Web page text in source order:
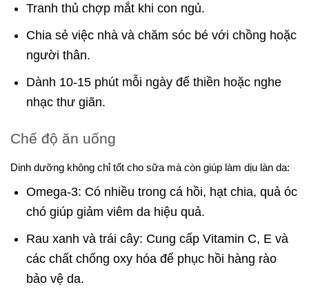
Tranh thủ chợp mắt khi con ngủ.
Chia sẻ việc nhà và chăm sóc bé với chồng hoặc
người thân.
Dành 10-15 phút mỗi ngày để thiền hoặc nghe
nhạc thư giãn.
Chế độ ăn uống
Dinh dưỡng không chỉ tốt cho sữa mà còn giúp làm dịu làn da:
Omega-3: Có nhiều trong cá hồi, hạt chia, quả óc
chó giúp giảm viêm da hiệu quả.
Rau xanh và trái cây: Cung cấp Vitamin C, E và
các chất chống oxy hóa để phục hồi hàng rào
bảo vệ da.